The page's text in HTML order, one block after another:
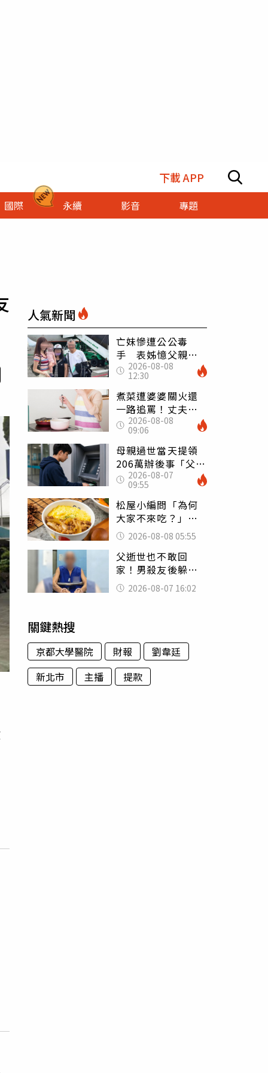
下載 APP
國際 永續 影音 專題
人氣新聞
亡妹慘遭公公毒
手 表姊憶父親節
前夕：小舅舅仍到
殯儀館陪她說話
2026-08-08
12:30
煮菜遭婆婆關火還
一路追罵！丈夫勸
別計較「媽媽老
了」 人妻超崩
潰：我像台傭
2026-08-08
09:06
母親過世當天提領
206萬辦後事「父子
遭判刑」 律師：
搶錢先下手是罪
2026-08-07
09:55
松屋小編問「為何
大家不來吃？」
一票人點出3大問
題：滿手好牌打到
爛
2026-08-08 05:55
父逝世也不敢回
家！男殺友後躲深
山21年「活得像野
人」 1關鍵出面自
2026-08-07 16:02
關鍵熱搜
京都大學醫院 財報
劉韋廷
新北市
主播 提款